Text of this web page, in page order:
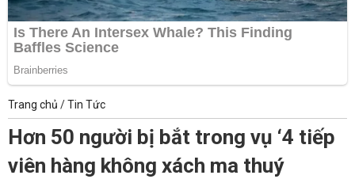
Trang chủ /Tin Tức
Hơn 50 người bị bắt trong vụ ‘4 tiếp
viên hàng không xách ma thuý